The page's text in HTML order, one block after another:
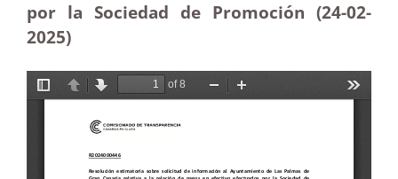
por la Sociedad de Promoción (24-02-
2025)